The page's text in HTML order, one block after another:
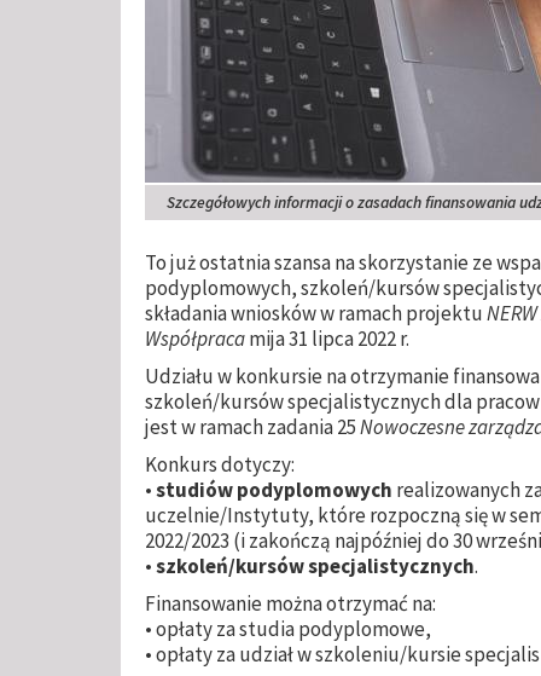
Szczegółowych informacji o zasadach finansowania
To już ostatnia szansa na skorzystanie ze
podyplomowych, szkoleń/kursów
składania wniosków w ramach projektu
Współpracamija 31 lipca 2022 r.
Udziału w konkursie na otrzymanie
szkoleń/kursów specjalistycznych dla
jest w ramach zadania 25Nowoczesne
Konkurs dotyczy:
•studiów podyplomowych realizowanych
uczelnie/Instytuty, które rozpoczną się w
2022/2023 (i zakończą najpóźniej do 30
•szkoleń/kursów specjalistycznych.
Finansowanie można otrzymać na:
• opłaty za studia podyplomowe,
• opłaty za udział w szkoleniu/kursie